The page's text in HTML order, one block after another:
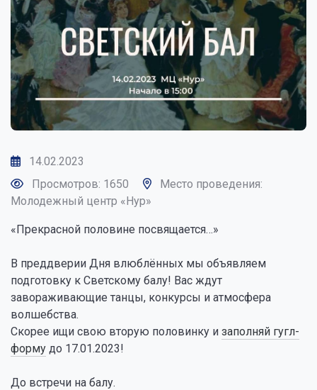
14.02.2023
Просмотров: 1650
Место проведения:
Молодежный центр «Нур»
«Прекрасной половине посвящается…»
В преддверии Дня влюблённых мы объявляем
подготовку к Светскому балу! Вас ждут
завораживающие танцы, конкурсы и атмосфера
волшебства.
Скорее ищи свою вторую половинку и заполняй гугл-
форму до 17.01.2023!
До встречи на балу.